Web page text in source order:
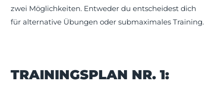
zwei Möglichkeiten. Entweder du entscheidest dich
für alternative Übungen oder submaximales Training.
TRAININGSPLAN NR. 1: